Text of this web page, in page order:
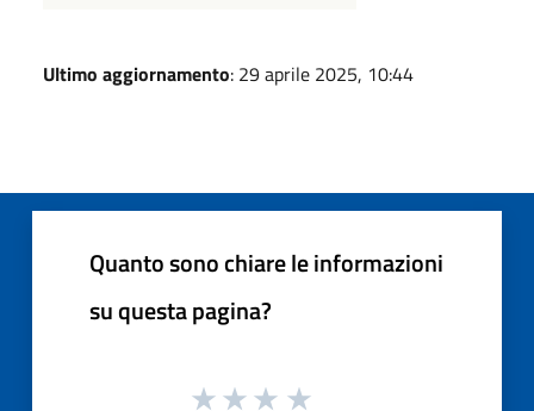
Ultimo aggiornamento: 29 aprile 2025, 10:44
Quanto sono chiare le informazioni
su questa pagina?